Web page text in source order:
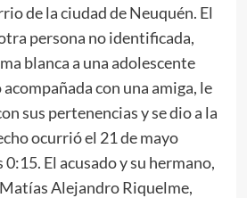
de la ciudad de Neuquén. El
persona no identificada,
blanca a una adolescente
con una amiga, le
sus pertenencias y se dio a la
ocurrió el 21 de mayo
0:15. El acusado y su hermano,
Alejandro Riquelme,